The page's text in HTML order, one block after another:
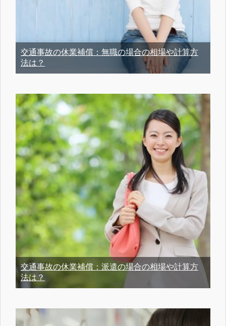
交通事故の休業補償：無職の場合の相場や計算方
法は？
交通事故の休業補償：派遣の場合の相場や計算方
法は？